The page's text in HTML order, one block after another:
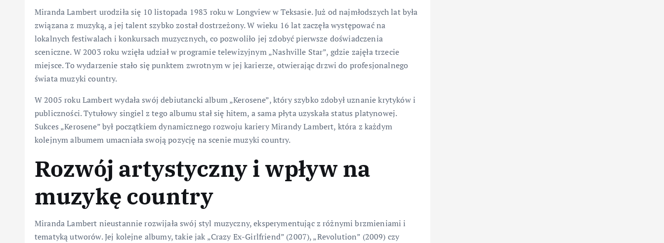
Miranda Lambert urodziła się 10 listopada 1983 roku w Longview w Teksasie. Już od najmłodszych lat była
związana z muzyką, a jej talent szybko został dostrzeżony. W wieku 16 lat zaczęła występować na
lokalnych festiwalach i konkursach muzycznych, co pozwoliło jej zdobyć pierwsze doświadczenia
sceniczne. W 2003 roku wzięła udział w programie telewizyjnym „Nashville Star”, gdzie zajęła trzecie
miejsce. To wydarzenie stało się punktem zwrotnym w jej karierze, otwierając drzwi do profesjonalnego
świata muzyki country.
W 2005 roku Lambert wydała swój debiutancki album „Kerosene”, który szybko zdobył uznanie krytyków i
publiczności. Tytułowy singiel z tego albumu stał się hitem, a sama płyta uzyskała status platynowej.
Sukces „Kerosene” był początkiem dynamicznego rozwoju kariery Mirandy Lambert, która z każdym
kolejnym albumem umacniała swoją pozycję na scenie muzyki country.
Rozwój artystyczny i wpływ na
muzykę country
Miranda Lambert nieustannie rozwijała swój styl muzyczny, eksperymentując z różnymi brzmieniami i
tematyką utworów. Jej kolejne albumy, takie jak „Crazy Ex-Girlfriend” (2007), „Revolution” (2009) czy